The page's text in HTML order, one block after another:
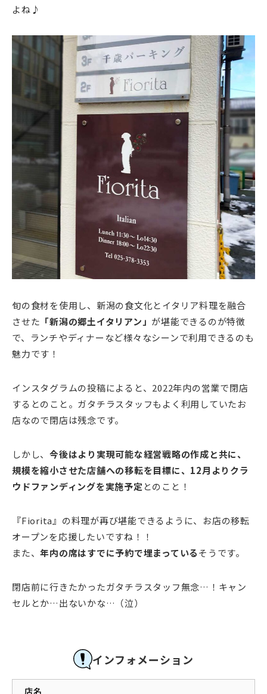
よね♪
旬の食材を使用し、新潟の食文化とイタリア料理を融合
させた 「新潟の郷土イタリアン」 が堪能できるのが特徴
で、ランチやディナーなど様々なシーンで利用できるのも
魅力です！
インスタグラムの投稿によると、2022年内の営業で閉店
するとのこと。ガタチラスタッフもよく利用していたお
店なので閉店は残念です。
しかし、 今後はより実現可能な経営戦略の作成と共に、
規模を縮小させた店舗への移転を目標に、12月よりクラ
ウドファンディングを実施予定 とのこと！
『Fiorita』の料理が再び堪能できるように、お店の移転
オープンを応援したいですね！！
また、年内の席はすでに予約で埋まっているそうです。
閉店前に行きたかったガタチラスタッフ無念…！キャン
セルとか…出ないかな…（泣）
インフォメーション
店名